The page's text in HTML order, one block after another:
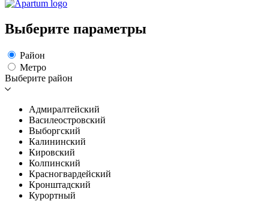
Выберите параметры
Район
Метро
Выберите район
Адмиралтейский
Василеостровский
Выборгский
Калининский
Кировский
Колпинский
Красногвардейский
Кронштадский
Курортный